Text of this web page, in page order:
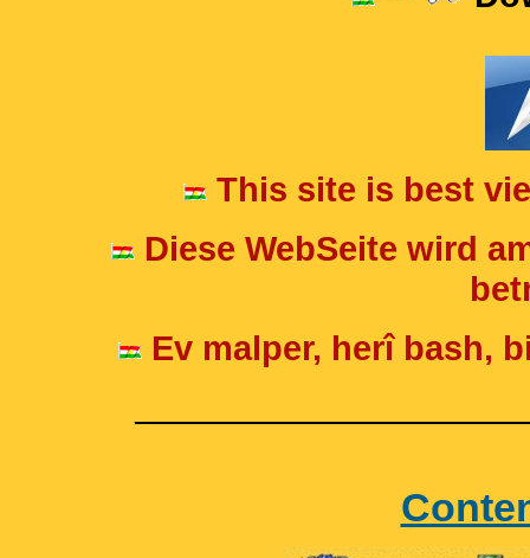
This site is best
Diese WebSeite wird
Ev malper, herî bash,